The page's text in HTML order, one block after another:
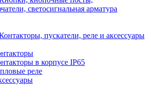
светосигнальная арматура
пускатели, реле и аксессуары
в корпусе IP65
реле